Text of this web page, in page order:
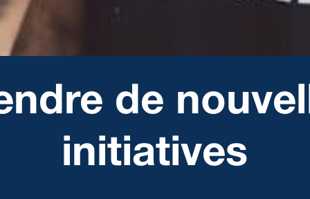
de
initiatives